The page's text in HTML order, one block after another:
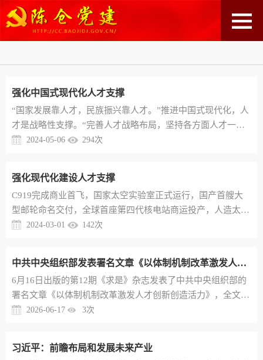
强化中国式现代化人才支撑
“国家发展靠人才，民族振兴靠人才。”推进中国式现代化，人
才是战略性支撑。“完善人才战略布局，坚持各方面人才一起
抓，建设规模宏大、结构合理、素质优良的人才队伍”，这是
这是以新质生产力推动高质量发展的迫切要求。“综合国力竞
争说到底是人才竞争”，习近平总书记把人才工作摆在治国理
政大局关键位置，...
2024-05-06 294次
强化现代化建设人才支撑
C919完成商业首飞，国家太空实验室正式运行，国产首艘大
型邮轮命名交付，全球首座第四代核电站商运投产，人造太阳
“夸父”首次亮相，一箭41星再破纪录……国家发展靠人才，民
设”“培养使用战略科学家”“支持青年科技人才挑大梁、担重
任”“把科研优势、人才优势转化为发展优势”等一系列新思
想、新论断、新要...
2024-03-01 142次
中共中央组织部发表署名文章《以体制机制改革激发人才创新创造活力》
6月16日出版的第12期《求是》杂志发表了中共中央组织部的
署名文章《以体制机制改革激发人才创新创造活力》，全文如
下：以体制机制改革激发人才创新创造活力中共中央组织部体
的“八个坚持”之一，是做好人才工作的重要保障。改革的关
2026-06-17 3次
习近平：前瞻布局和发展未来产业